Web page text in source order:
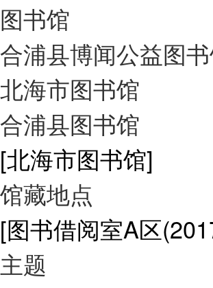
图书馆
合浦县博闻公益图
北海市图书馆
合浦县图书馆
[北海市图书馆]
馆藏地点
[图书借阅室A区
主题